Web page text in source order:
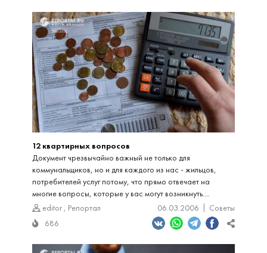
12 квартирных вопросов
Документ чрезвычайно важный не только для
коммунальщиков, но и для каждого из нас - жильцов,
потребителей услуг потому, что прямо отвечает на
многие вопросы, которые у вас могут возникнуть....
editor , Репортал 06.03.2006
Советы
686